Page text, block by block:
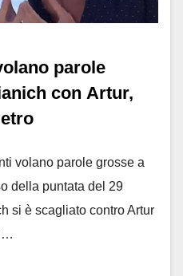
parole
con Artur,
volano parole grosse a
della puntata del 29
si è scagliato contro Artur